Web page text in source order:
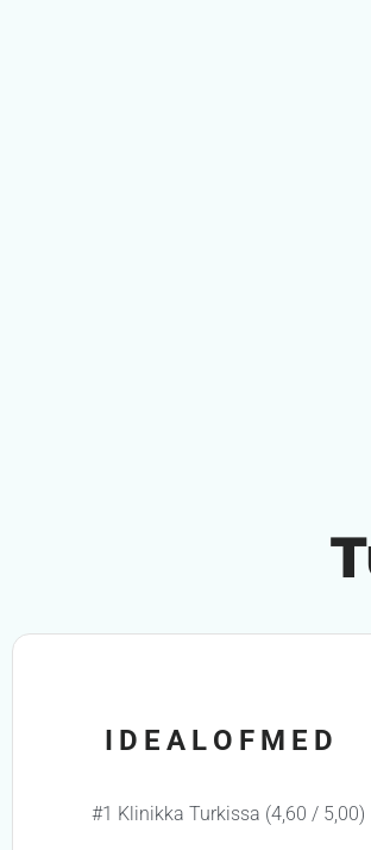
IDEALOFMED
#1 Klinikka Turkissa (4,60 / 5,00)